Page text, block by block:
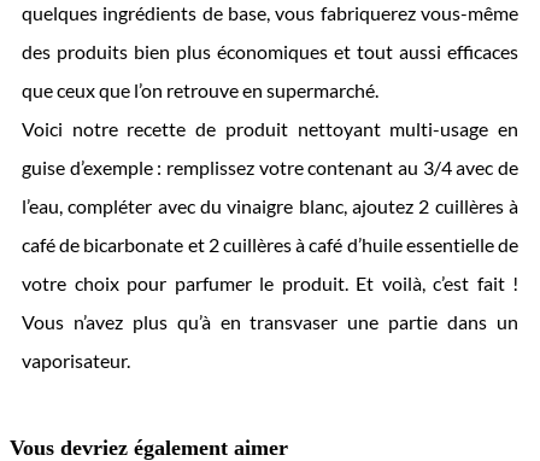
quelques ingrédients de base, vous fabriquerez vous-même
des produits bien plus économiques et tout aussi efficaces
que ceux que l’on retrouve en supermarché.
Voici notre recette de produit nettoyant multi-usage en
guise d’exemple : remplissez votre contenant au 3/4 avec de
l’eau, compléter avec du vinaigre blanc, ajoutez 2 cuillères à
café de bicarbonate et 2 cuillères à café d’huile essentielle de
votre choix pour parfumer le produit. Et voilà, c’est fait !
Vous n’avez plus qu’à en transvaser une partie dans un
vaporisateur.
Vous devriez également aimer